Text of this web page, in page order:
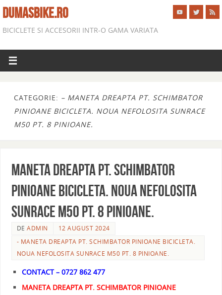
DUMASBIKE.RO
BICICLETE SI ACCESORII INTR-O GAMA VARIATA
CATEGORIE: – MANETA DREAPTA PT. SCHIMBATOR
PINIOANE BICICLETA. NOUA NEFOLOSITA SUNRACE
M50 PT. 8 PINIOANE.
MANETA DREAPTA PT. SCHIMBATOR
PINIOANE BICICLETA. NOUA NEFOLOSITA
SUNRACE M50 PT. 8 PINIOANE.
DEADMIN
12 AUGUST 2024
- MANETA DREAPTA PT. SCHIMBATOR PINIOANE BICICLETA.
NOUA NEFOLOSITA SUNRACE M50 PT. 8 PINIOANE.
CONTACT – 0727 862 477
MANETA DREAPTA PT. SCHIMBATOR PINIOANE